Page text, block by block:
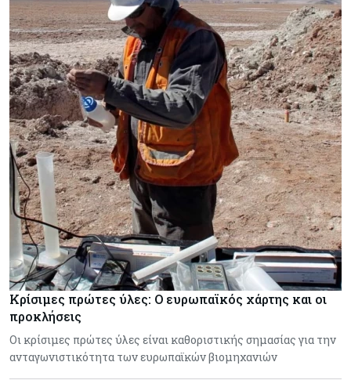
Κρίσιμες πρώτες ύλες: Ο ευρωπαϊκός χάρτης και οι
προκλήσεις
Οι κρίσιμες πρώτες ύλες είναι καθοριστικής σημασίας για την
ανταγωνιστικότητα των ευρωπαϊκών βιομηχανιών